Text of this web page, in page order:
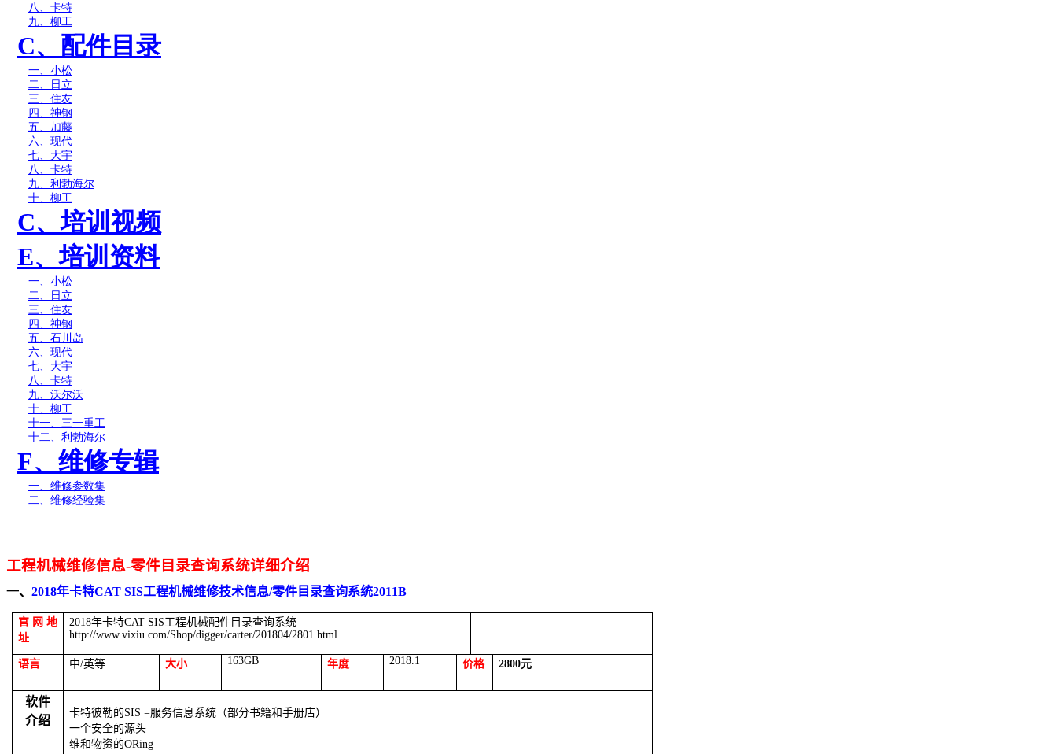
八、卡特
九、柳工
C、配件目录
一、小松
二、日立
三、住友
四、神钢
五、加藤
六、现代
七、大宇
八、卡特
九、利勃海尔
十、柳工
C、培训视频
E、培训资料
一、小松
二、日立
三、住友
四、神钢
五、石川岛
六、现代
七、大宇
八、 卡特
九、沃尔沃
十、柳工
十一、三一重工
十二、利勃海尔
F、维修专辑
一、维修参数集
二、维修经验集
工程机械维修信息-零件目录查询系统详细介绍
一、 2018年卡特CAT SIS工程机械维修技术信息/零件目录查询系统2011B
官网地
址
2018年卡特CAT SIS工程机械配件目录查询系统
http://www.vixiu.com/Shop/digger/carter/201804/2801.html
语言 中/英等 大小 163GB 年度 2018.1 价格 2800元
软件
介绍
卡特彼勒的SIS =服务信息系统（部分书籍和手册店）
一个安全的源头
维和物资的ORing